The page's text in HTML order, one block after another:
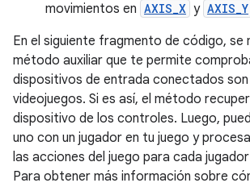
movimientos en AXIS_X y AXIS_Y
En el siguiente fragmento de código, se
método auxiliar que te permite
dispositivos de entrada conectados
videojuegos. Si es así, el método
dispositivo de los controles. Luego,
uno con un jugador en tu juego y
las acciones del juego para cada
Para obtener más información sobre